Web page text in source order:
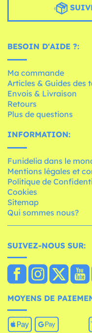
BESOIN D'AIDE ?:
Ma commande
Articles & Guides des
Envois & Livraison
Retours
Plus de questions
INFORMATION:
Funidelia dans le
Mentions légales et
Politique de
Cookies
Sitemap
Qui sommes nous?
SUIVEZ-NOUS SUR:
MOYENS DE